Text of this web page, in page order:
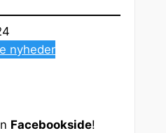
nyheder
Facebookside!